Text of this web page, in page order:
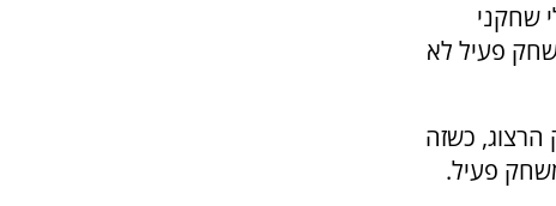
שחקני
פעיל לא
הרצוג, כשזה
פעיל.